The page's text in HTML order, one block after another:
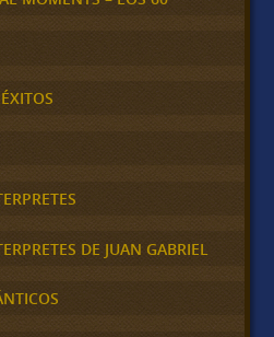
DE JUAN GABRIEL